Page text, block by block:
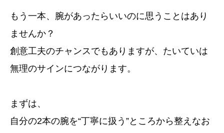
もう一本、腕があったらいいのに思うことはあり
ませんか？
創意工夫のチャンスでもありますが、たいていは
無理のサインにつながります。
まずは、
自分の2本の腕を“丁寧に扱う”ところから整えなお